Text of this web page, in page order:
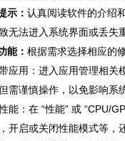
示： 认真阅读软件的介绍
无法进入系统界面或丢失
能： 根据需求选择相应的
用：进入应用管理相关
需谨慎操作，以免影响系
：在 “性能” 或 “CPU/
开启或关闭性能模式等，